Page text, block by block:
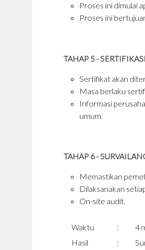
Proses ini dimulai
Proses ini
TAHAP 5 - SERTIFIKASI
Sertifikat akan
Masa berlaku
Informasi
umum.
TAHAP 6 -
Memastikan
Dilaksanakan
On-site audit.
Waktu :
4
Hasil
: